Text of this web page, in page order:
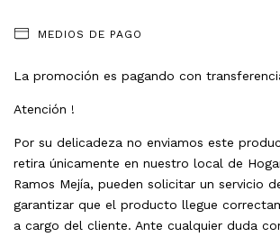
MEDIOS DE PAGO
La promoción es pagando con
Atención !
Por su delicadeza no enviamos este
retira únicamente en nuestro local de
Ramos Mejía, pueden solicitar un servicio
garantizar que el producto llegue
a cargo del cliente. Ante cualquier duda